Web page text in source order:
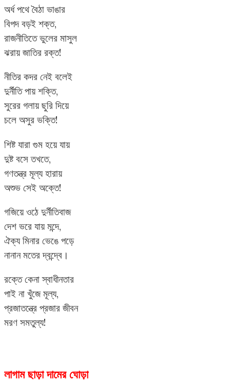
অর্ধ পথে বৈঠা ভাঙার
বিপদ বড়ই শক্ত,
রাজনীতিতে ভুলের মাসুল
ঝরায় জাতির রক্ত!
নীতির কদর নেই বলেই
দুর্নীতি পায় শক্তি,
সুরের গলায় ছুরি দিয়ে
চলে অসুর ভক্তি!
শিষ্ট যারা গুম হয়ে যায়
দুষ্ট বসে তখতে,
গণতন্ত্র মূল্য হারায়
অশুভ সেই অক্তে!
গজিয়ে ওঠে দুর্নীতিবাজ
দেশ ভরে যায় মন্দে,
ঐক্য মিনার ভেঙে পড়ে
নানান মতের দ্বন্দ্বে।
রক্তে কেনা স্বাধীনতার
পাই না খুঁজে মূল্য,
প্রজাতন্ত্রে প্রজার জীবন
মরণ সমতুল্য!
লাগাম ছাড়া দামের ঘোড়া